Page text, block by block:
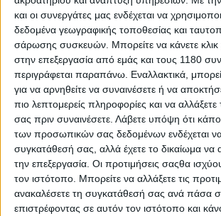
και οι συνεργάτες μας ενδέχεται να
δεδομένα γεωγραφικής τοποθεσίας και
σάρωσης συσκευών. Μπορείτε να κάνετε κλικ
στην επεξεργασία από εμάς και τους 1180
περιγράφεται παραπάνω. Εναλλακτικά,
για να αρνηθείτε να συναινέσετε ή να
πιο λεπτομερείς πληροφορίες και να αλλάξετε
σας πριν συναινέσετε. Λάβετε υπόψη ότι
των προσωπικών σας δεδομένων ενδέχεται να
συγκατάθεσή σας, αλλά έχετε το δικαίωμα να
την επεξεργασία. Οι προτιμήσεις σαςθα
τον ιστότοπο. Μπορείτε να αλλάξετε τις
ανακαλέσετε τη συγκατάθεσή σας ανά πάσα
επιστρέφοντας σε αυτόν τον ιστότοπο και
νούμερα με πάνω από 50+ θανάτους
ενώ ο μέσος όρος της ΕΕ ήταν 43 τη
πέρασε. Το 2025 η Ελλάδα ήταν 6η από
σχετική λίστα των 30 χωρών μπροστά
Πορτογαλία (55), Λετονία (63), Κροατία
(68) και Βουλγαρία (71).